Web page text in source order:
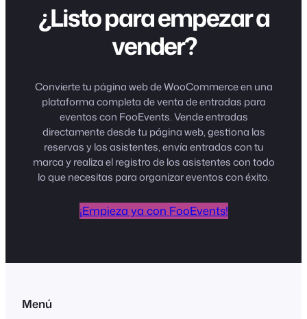
¿Listo para empezar a
vender?
Convierte tu página web de WooCommerce en una
plataforma completa de venta de entradas para
eventos con FooEvents. Vende entradas
directamente desde tu página web, gestiona las
reservas y los asistentes, envía entradas con tu
marca y realiza el registro de los asistentes con todo
lo que necesitas para organizar eventos con éxito.
¡Empieza ya con FooEvents!
Menú